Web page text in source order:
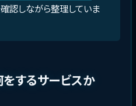
認しながら整理していま
をするサービスか